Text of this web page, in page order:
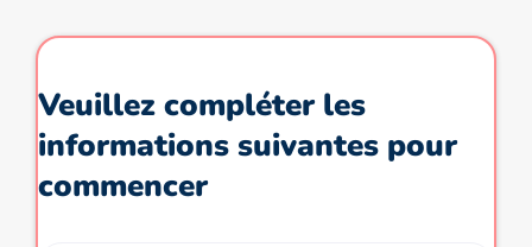
Veuillez compléter les
informations suivantes pour
commencer